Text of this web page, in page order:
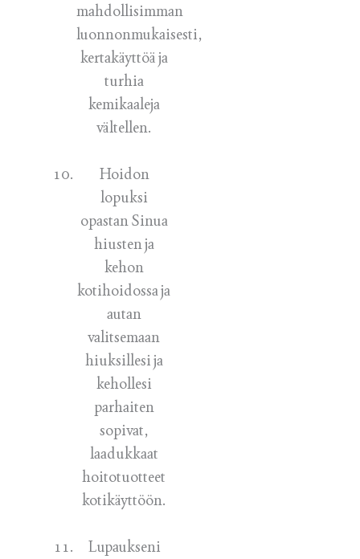
mahdollisimman
luonnonmukaisesti,
kertakäyttöä ja
turhia
kemikaaleja
vältellen.
Hoidon
lopuksi
opastan Sinua
hiusten ja
kehon
kotihoidossa ja
autan
valitsemaan
hiuksillesi ja
kehollesi
parhaiten
sopivat,
laadukkaat
hoitotuotteet
kotikäyttöön.
Lupaukseni